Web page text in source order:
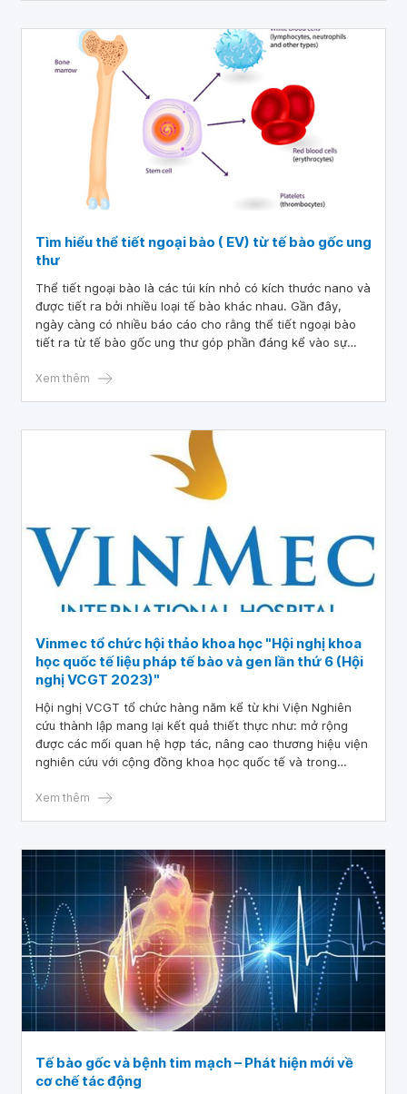
Tìm hiểu thể tiết ngoại bào ( EV) từ tế bào gốc ung
thư
Thể tiết ngoại bào là các túi kín nhỏ có kích thước nano và
được tiết ra bởi nhiều loại tế bào khác nhau. Gần đây,
ngày càng có nhiều báo cáo cho rằng thể tiết ngoại bào
tiết ra từ tế bào gốc ung thư góp phần đáng kể vào sự
đến các quá trình ức chế phát triển của khối u, di căn, hình
Xem thêm
Vinmec tổ chức hội thảo khoa học "Hội nghị khoa
học quốc tế liệu pháp tế bào và gen lần thứ 6 (Hội
nghị VCGT 2023)"
Hội nghị VCGT tổ chức hàng năm kể từ khi Viện Nghiên
cứu thành lập mang lại kết quả thiết thực như: mở rộng
được các mối quan hệ hợp tác, nâng cao thương hiệu viện
nghiên cứu với cộng đồng khoa học quốc tế và trong
qua số dự án xin phê duyệt tăng hàng năm)
Xem thêm
Tế bào gốc và bệnh tim mạch – Phát hiện mới về
cơ chế tác động